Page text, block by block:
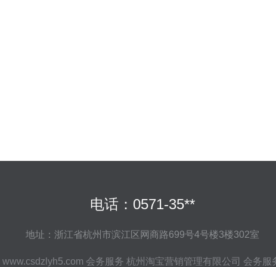
电话：0571-35**
地址：浙江省杭州市滨江区网商路699号4号楼3楼302室
www.csdzlyh5.com 会务服务 杭州淘宝营销管理有限公司 会务服